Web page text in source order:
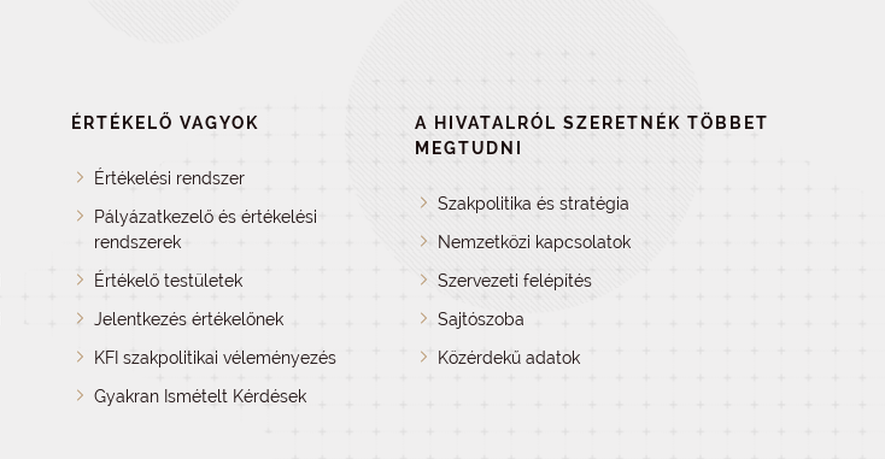
ÉRTÉKELŐ VAGYOK
Értékelési rendszer
Pályázatkezelő és értékelési
rendszerek
Értékelő testületek
Jelentkezés értékelőnek
KFI szakpolitikai véleményezés
Gyakran Ismételt Kérdések
A HIVATALRÓL SZERETNÉK TÖBBET
MEGTUDNI
Szakpolitika és stratégia
Nemzetközi kapcsolatok
Szervezeti felépítés
Sajtószoba
Közérdekű adatok